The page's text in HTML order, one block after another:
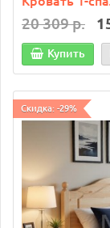
20 309 р.
Купить
Скидка: -29%